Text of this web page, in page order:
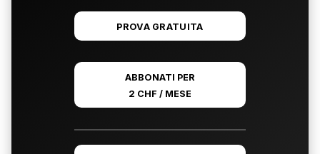
PROVA GRATUITA
ABBONATI PER
2 CHF / MESE